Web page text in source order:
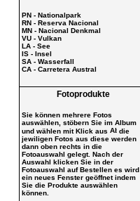
PN - Nationalpark
RN - Reserva Nacional
MN - Nacional Denkmal
VU - Vulkan
LA - See
IS - Insel
SA - Wasserfall
CA - Carretera Austral
Fotoprodukte
Sie können mehrere Fotos
auswählen, stöbern Sie im Album
und wählen mit Klick aus
die
jewiligen Fotos aus diese werden
dann oben rechts in die
Fotoauswahl gelegt. Nach der
Auswahl klicken Sie in der
Fotoauswahl auf Bestellen es wird
ein neues Fenster geöffnet indem
Sie die Produkte auswählen
können.